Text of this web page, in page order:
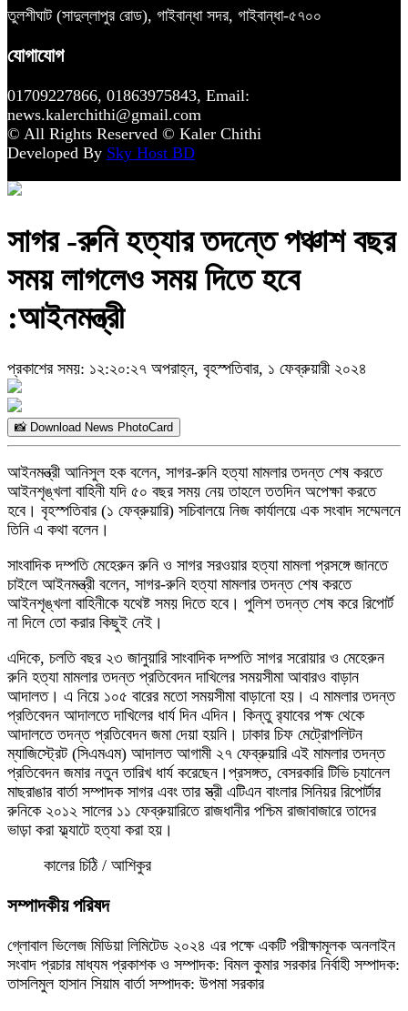
তুলশীঘাট (সাদুল্লাপুর রোড), গাইবান্ধা সদর, গাইবান্ধা-৫৭০০
যোগাযোগ
01709227866, 01863975843, Email:
news.kalerchithi@gmail.com
© All Rights Reserved © Kaler Chithi
Developed By Sky Host BD
সাগর -রুনি হত্যার তদন্তে পঞ্চাশ বছর
সময় লাগলেও সময় দিতে হবে
:আইনমন্ত্রী
প্রকাশের সময়: ১২:২০:২৭ অপরাহ্ন, বৃহস্পতিবার, ১ ফেব্রুয়ারী ২০২৪
📸 Download News PhotoCard
আইনমন্ত্রী আনিসুল হক বলেন, সাগর-রুনি হত্যা মামলার তদন্ত শেষ করতে
আইনশৃঙ্খলা বাহিনী যদি ৫০ বছর সময় নেয় তাহলে ততদিন অপেক্ষা করতে
হবে। বৃহস্পতিবার (১ ফেব্রুয়ারি) সচিবালয়ে নিজ কার্যালয়ে এক সংবাদ সম্মেলনে
তিনি এ কথা বলেন।
সাংবাদিক দম্পতি মেহেরুন রুনি ও সাগর সরওয়ার হত্যা মামলা প্রসঙ্গে জানতে
চাইলে আইনমন্ত্রী বলেন, সাগর-রুনি হত্যা মামলার তদন্ত শেষ করতে
আইনশৃঙ্খলা বাহিনীকে যথেষ্ট সময় দিতে হবে। পুলিশ তদন্ত শেষ করে রিপোর্ট
না দিলে তো করার কিছুই নেই।
এদিকে, চলতি বছর ২৩ জানুয়ারি সাংবাদিক দম্পতি সাগর সরোয়ার ও মেহেরুন
রুনি হত্যা মামলার তদন্ত প্রতিবেদন দাখিলের সময়সীমা আবারও বাড়ান
আদালত। এ নিয়ে ১০৫ বারের মতো সময়সীমা বাড়ানো হয়। এ মামলার তদন্ত
প্রতিবেদন আদালতে দাখিলের ধার্য দিন এদিন। কিন্তু র‍্যাবের পক্ষ থেকে
আদালতে তদন্ত প্রতিবেদন জমা দেয়া হয়নি। ঢাকার চিফ মেট্রোপলিটন
ম্যাজিস্ট্রেট (সিএমএম) আদালত আগামী ২৭ ফেব্রুয়ারি এই মামলার তদন্ত
প্রতিবেদন জমার নতুন তারিখ ধার্য করেছেন।প্রসঙ্গত, বেসরকারি টিভি চ্যানেল
মাছরাঙার বার্তা সম্পাদক সাগর এবং তার স্ত্রী এটিএন বাংলার সিনিয়র রিপোর্টার
রুনিকে ২০১২ সালের ১১ ফেব্রুয়ারিতে রাজধানীর পশ্চিম রাজাবাজারে তাদের
ভাড়া করা ফ্ল্যাটে হত্যা করা হয়।
কালের চিঠি / আশিকুর
সম্পাদকীয় পরিষদ
গ্লোবাল ভিলেজ মিডিয়া লিমিটেড ২০২৪ এর পক্ষে একটি পরীক্ষামূলক অনলাইন
সংবাদ প্রচার মাধ্যম প্রকাশক ও সম্পাদক: বিমল কুমার সরকার নির্বাহী সম্পাদক:
তাসলিমুল হাসান সিয়াম বার্তা সম্পাদক: উপমা সরকার